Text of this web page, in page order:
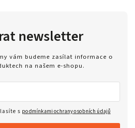
newsletter
vám budeme zasílat informace o
na našem e-shopu.
s podmínkami ochrany osobních údajů